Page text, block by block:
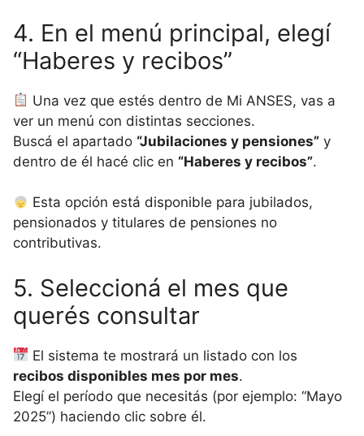
4. En el menú principal, elegí
“Haberes y recibos”
Una vez que estés dentro de Mi ANSES, vas a
ver un menú con distintas secciones.
Buscá el apartado “Jubilaciones y pensiones” y
dentro de él hacé clic en “Haberes y recibos”.
Esta opción está disponible para jubilados,
pensionados y titulares de pensiones no
contributivas.
5. Seleccioná el mes que
querés consultar
El sistema te mostrará un listado con los
recibos disponibles mes por mes.
Elegí el período que necesitás (por ejemplo: “Mayo
2025”) haciendo clic sobre él.